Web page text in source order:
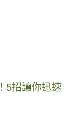
5招讓你迅速